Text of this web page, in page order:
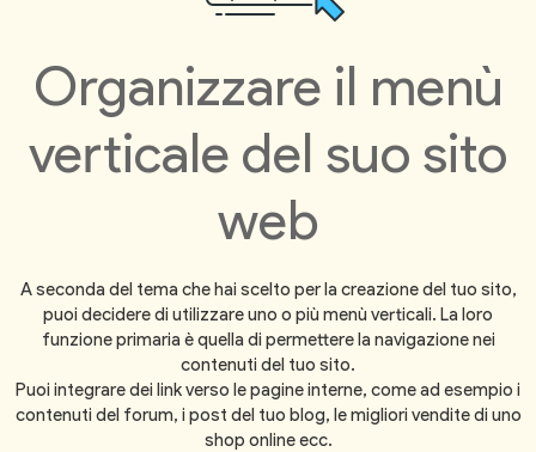
Organizzare il menù
verticale del suo sito
web
A seconda del tema che hai scelto per la creazione del tuo sito,
puoi decidere di utilizzare uno o più menù verticali. La loro
funzione primaria è quella di permettere la navigazione nei
contenuti del tuo sito.
Puoi integrare dei link verso le pagine interne, come ad esempio i
contenuti del forum, i post del tuo blog, le migliori vendite di uno
shop online ecc.